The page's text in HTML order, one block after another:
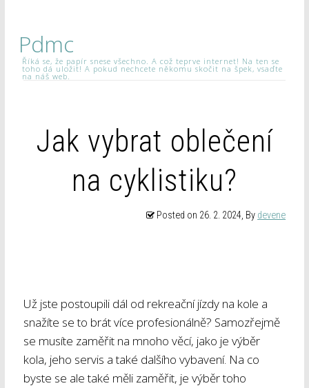
Pdmc
Říká se, že papír snese všechno. A což teprve internet! Na ten se
toho dá uložit! A pokud nechcete někomu skočit na špek, vsaďte
na náš web.
Jak vybrat oblečení
na cyklistiku?
Posted on 26. 2. 2024, By devene
Už jste postoupili dál od rekreační jízdy na kole a
snažíte se to brát více profesionálně? Samozřejmě
se musíte zaměřit na mnoho věcí, jako je výběr
kola, jeho servis a také dalšího vybavení. Na co
byste se ale také měli zaměřit, je výběr toho